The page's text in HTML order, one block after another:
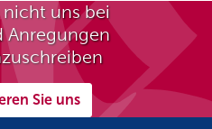
nicht uns bei
Anregungen
Sie uns